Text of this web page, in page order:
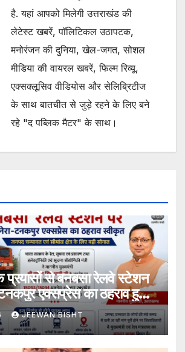
है. यहां आपको मिलेगी उत्तराखंड की
लेटेस्ट खबरें, पॉलिटिकल उठापटक,
मनोरंजन की दुनिया, खेल-जगत, सोशल
मीडिया की वायरल खबरें, फिल्म रिव्यू,
एक्सक्लूसिव वीडियोस और सेलिब्रिटीज
के साथ बातचीत से जुड़े रहने के लिए बने
रहे "द पब्लिक मैटर" के साथ।
प्रयासों से बनबसा रेलवे स्टेशन
एक्सप्रेस का ठहराव हुआ
JEEWAN BISHT